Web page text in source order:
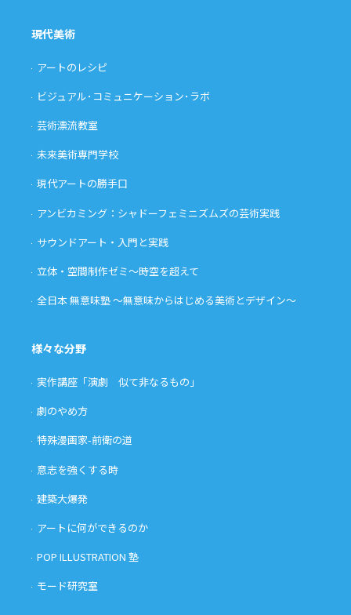
現代美術
アートのレシピ
ビジュアル･コミュニケーション･ラボ
芸術漂流教室
未来美術専門学校
現代アートの勝手口
アンビカミング：シャドーフェミニズムズの芸術実践
サウンドアート・入門と実践
立体・空間制作ゼミ〜時空を超えて
全日本 無意味塾 〜無意味からはじめる美術とデザイン〜
様々な分野
実作講座「演劇 似て非なるもの」
劇のやめ方
特殊漫画家-前衛の道
意志を強くする時
建築大爆発
アートに何ができるのか
POP ILLUSTRATION 塾
モード研究室